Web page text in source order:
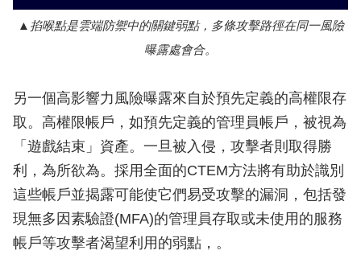
掐喉點是雲端防禦中的關鍵弱點，多條攻擊路徑在同一風險
曝露處會合。
另一個高影響力風險曝露來自於預先定義的高權限存
取。高權限帳戶，如預先定義的管理員帳戶，被視為
「遊戲結束」資產。一旦被入侵，攻擊者則取得勝
利，為所欲為。採用全面的CTEM方法將有助於識別
這些帳戶並揭露可能使它們易受攻擊的漏洞，包括發
現無多因素驗證(MFA)的管理員存取或未使用的服務
帳戶等攻擊者渴望利用的弱點，。